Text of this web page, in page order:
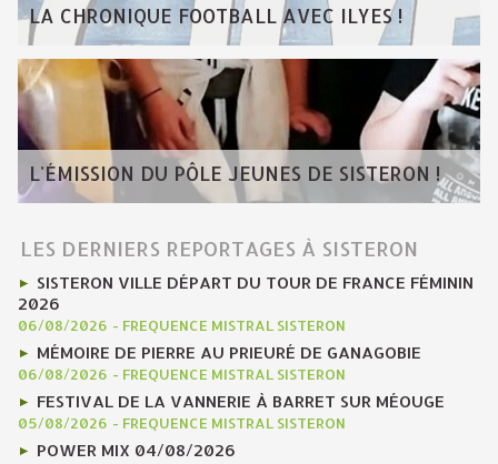
LA CHRONIQUE FOOTBALL AVEC ILYES !
L'ÉMISSION DU PÔLE JEUNES DE SISTERON !
LES DERNIERS REPORTAGES À SISTERON
SISTERON VILLE DÉPART DU TOUR DE FRANCE FÉMININ
2026
06/08/2026 - FREQUENCE MISTRAL SISTERON
MÉMOIRE DE PIERRE AU PRIEURÉ DE GANAGOBIE
06/08/2026 - FREQUENCE MISTRAL SISTERON
FESTIVAL DE LA VANNERIE À BARRET SUR MÉOUGE
05/08/2026 - FREQUENCE MISTRAL SISTERON
POWER MIX 04/08/2026